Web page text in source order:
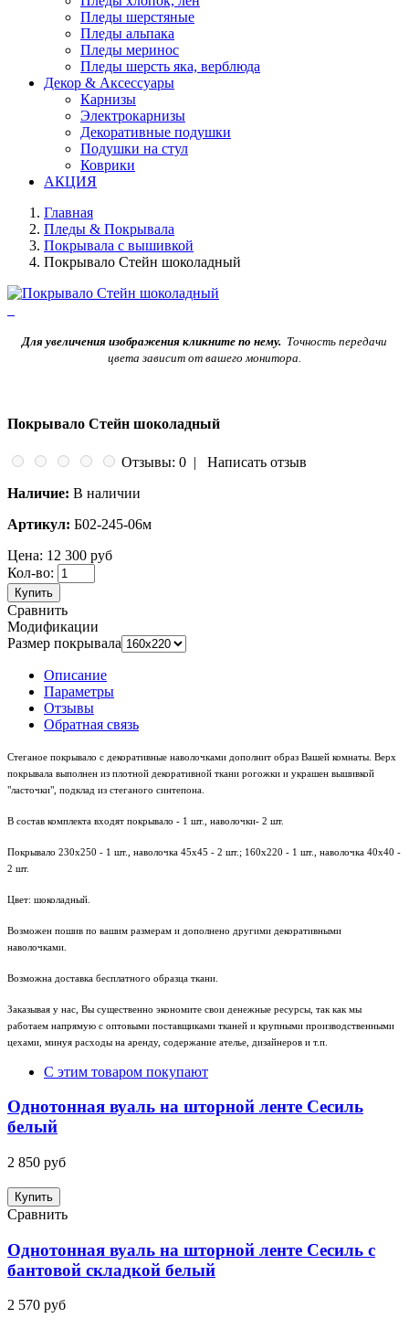
Пледы шерстяные
Пледы альпака
Пледы меринос
Пледы шерсть яка, верблюда
Декор & Аксессуары
Карнизы
Электрокарнизы
Декоративные подушки
Подушки на стул
Коврики
АКЦИЯ
Главная
Пледы & Покрывала
Покрывала с вышивкой
Покрывало Стейн шоколадный
Для увеличения изображения кликните по нему. Точность передачи
цвета зависит от вашего монитора.
Покрывало Стейн шоколадный
Отзывы: 0 | Написать отзыв
Наличие: В наличии
Артикул: Б02-245-06м
Цена: 12 300 руб
Кол-во:
Купить
Сравнить
Модификации
Размер покрывала
Описание
Параметры
Отзывы
Обратная связь
Стеганое покрывало с декоративные наволочками дополнит образ Вашей комнаты. Верх
покрывала выполнен из плотной декоративной ткани рогожки и украшен вышивкой
"ласточки", подклад из стеганого синтепона.
В состав комплекта входят покрывало - 1 шт., наволочки- 2 шт.
Покрывало 230х250 - 1 шт., наволочка 45х45 - 2 шт.; 160х220 - 1 шт., наволочка 40х40 -
2 шт.
Цвет: шоколадный.
Возможен пошив по вашим размерам и дополнено другими декоративными
наволочками.
Возможна доставка бесплатного образца ткани.
Заказывая у нас, Вы существенно экономите свои денежные ресурсы, так как мы
работаем напрямую с оптовыми поставщиками тканей и крупными производственными
цехами, минуя расходы на аренду, содержание ателье, дизайнеров и т.п.
С этим товаром покупают
Однотонная вуаль на шторной ленте Сесиль
белый
2 850 руб
Купить
Сравнить
Однотонная вуаль на шторной ленте Сесиль с
бантовой складкой белый
2 570 руб